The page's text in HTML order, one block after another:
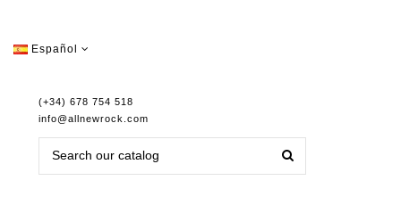
Español
(+34) 678 754 518
info@allnewrock.com